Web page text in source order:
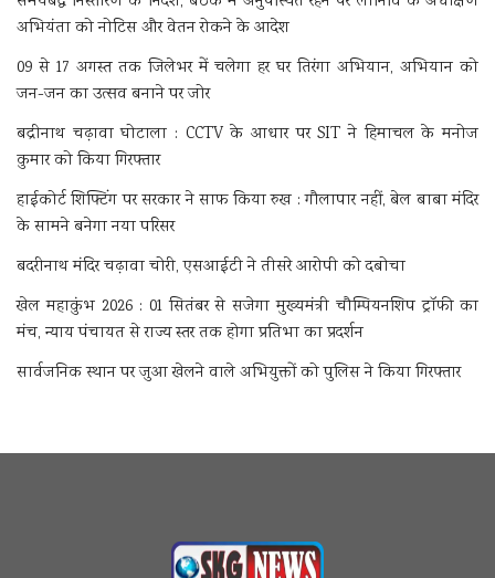
अभियंता को नोटिस और वेतन रोकने के आदेश
09 से 17 अगस्त तक जिलेभर में चलेगा हर घर तिरंगा अभियान, अभियान को
जन-जन का उत्सव बनाने पर जोर
बद्रीनाथ चढ़ावा घोटाला : CCTV के आधार पर SIT ने हिमाचल के मनोज
कुमार को किया गिरफ्तार
हाईकोर्ट शिफ्टिंग पर सरकार ने साफ किया रुख : गौलापार नहीं, बेल बाबा मंदिर
के सामने बनेगा नया परिसर
बदरीनाथ मंदिर चढ़ावा चोरी, एसआईटी ने तीसरे आरोपी को दबोचा
खेल महाकुंभ 2026 : 01 सितंबर से सजेगा मुख्यमंत्री चौम्पियनशिप ट्रॉफी का
मंच, न्याय पंचायत से राज्य स्तर तक होगा प्रतिभा का प्रदर्शन
सार्वजनिक स्थान पर जुआ खेलने वाले अभियुक्तों को पुलिस ने किया गिरफ्तार